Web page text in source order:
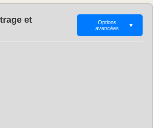
et
Options
avancées
▼